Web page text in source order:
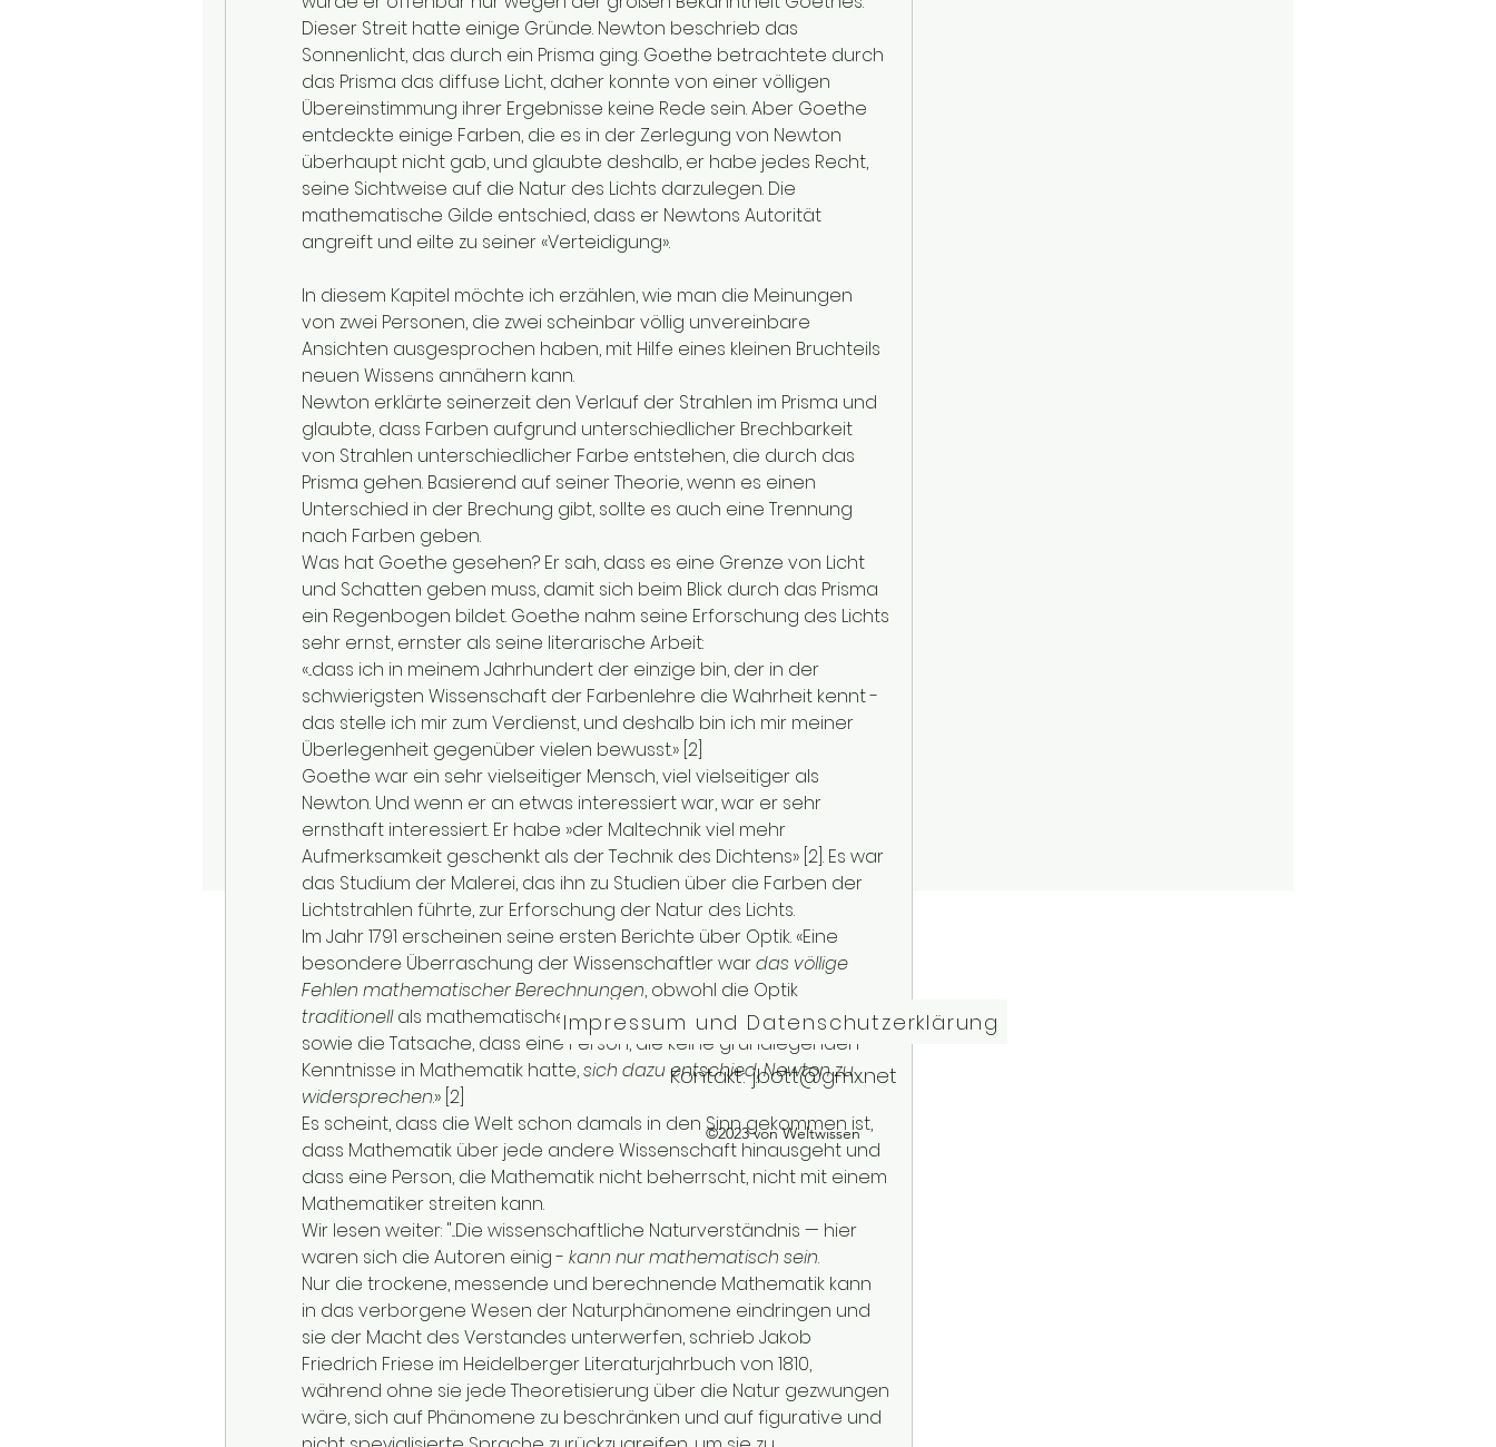
Dieser Streit hatte einige Gründe. Newton beschrieb das
Sonnenlicht, das durch ein Prisma ging. Goethe betrachtete durch
das Prisma das diffuse Licht, daher konnte von einer völligen
Übereinstimmung ihrer Ergebnisse keine Rede sein. Aber Goethe
entdeckte einige Farben, die es in der Zerlegung von Newton
überhaupt nicht gab, und glaubte deshalb, er habe jedes Recht,
seine Sichtweise auf die Natur des Lichts darzulegen. Die
mathematische Gilde entschied, dass er Newtons Autorität
angreift und eilte zu seiner «Verteidigung».
In diesem Kapitel möchte ich erzählen, wie man die Meinungen
von zwei Personen, die zwei scheinbar völlig unvereinbare
Ansichten ausgesprochen haben, mit Hilfe eines kleinen Bruchteils
neuen Wissens annähern kann.
Newton erklärte seinerzeit den Verlauf der Strahlen im Prisma und
glaubte, dass Farben aufgrund unterschiedlicher Brechbarkeit
von Strahlen unterschiedlicher Farbe entstehen, die durch das
Prisma gehen. Basierend auf seiner Theorie, wenn es einen
Unterschied in der Brechung gibt, sollte es auch eine Trennung
nach Farben geben.
Was hat Goethe gesehen? Er sah, dass es eine Grenze von Licht
und Schatten geben muss, damit sich beim Blick durch das Prisma
ein Regenbogen bildet. Goethe nahm seine Erforschung des Lichts
sehr ernst, ernster als seine literarische Arbeit:
«...dass ich in meinem Jahrhundert der einzige bin, der in der
schwierigsten Wissenschaft der Farbenlehre die Wahrheit kennt -
das stelle ich mir zum Verdienst, und deshalb bin ich mir meiner
Überlegenheit gegenüber vielen bewusst.» [2]
Goethe war ein sehr vielseitiger Mensch, viel vielseitiger als
Newton. Und wenn er an etwas interessiert war, war er sehr
ernsthaft interessiert. Er habe »der Maltechnik viel mehr
Aufmerksamkeit geschenkt als der Technik des Dichtens» [2]. Es war
das Studium der Malerei, das ihn zu Studien über die Farben der
Lichtstrahlen führte, zur Erforschung der Natur des Lichts.
Im Jahr 1791 erscheinen seine ersten Berichte über Optik. «Eine
besondere Überraschung der Wissenschaftler war das völlige
Fehlen mathematischer Berechnungen
traditionell als mathematische Wissenschaft angesehen wurde,
sowie die Tatsache, dass eine Person, die keine grundlegenden
Kenntnisse in Mathematik hatte, sich dazu entschied, Newton zu
widersprechen.» [2]
Es scheint, dass die Welt schon damals in den Sinn gekommen ist,
dass Mathematik über jede andere Wissenschaft hinausgeht und
dass eine Person, die Mathematik nicht beherrscht, nicht mit einem
Mathematiker streiten kann.
Wir lesen weiter: "...Die wissenschaftliche Naturverständnis — hier
waren sich die Autoren einig - kann nur mathematisch sein.
Nur die trockene, messende und berechnende Mathematik kann
in das verborgene Wesen der Naturphänomene eindringen und
sie der Macht des Verstandes unterwerfen, schrieb Jakob
Friedrich Friese im Heidelberger Literaturjahrbuch von 1810,
während ohne sie jede Theoretisierung über die Natur gezwungen
wäre, sich auf Phänomene zu beschränken und auf figurative und
Impressum und Datenschutzerklärung
Kontakt:j.bott@gmx.net
©2023 von Weltwissen